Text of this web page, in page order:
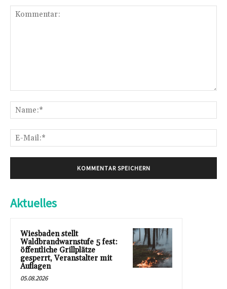
Aktuelles
Wiesbaden stellt
Waldbrandwarnstufe 5 fest:
öffentliche Grillplätze
gesperrt, Veranstalter mit
Auflagen
05.08.2026